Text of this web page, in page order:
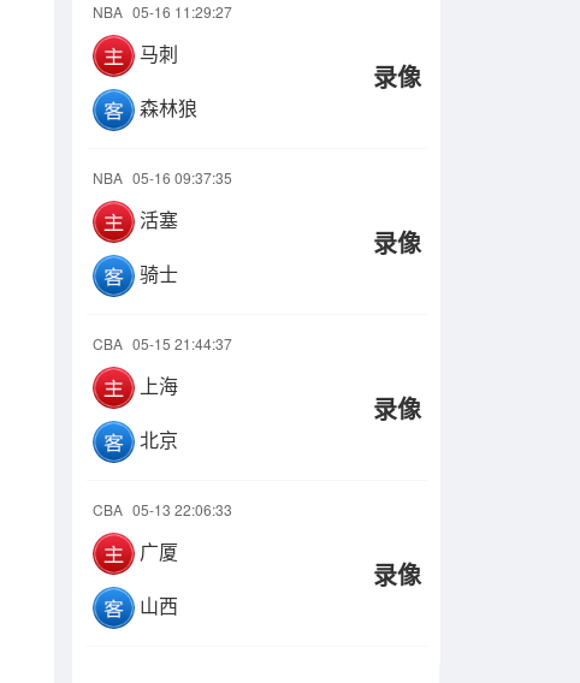
NBA 05-16 11:29:27
马刺
森林狼
录像
NBA 05-16 09:37:35
活塞
骑士
录像
CBA 05-15 21:44:37
上海
北京
录像
CBA 05-13 22:06:33
广厦
山西
录像